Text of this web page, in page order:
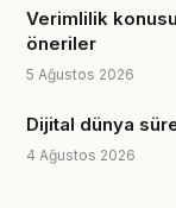
Verimlilik
öneriler
5 Ağustos 2026
Dijital dünya
4 Ağustos 2026